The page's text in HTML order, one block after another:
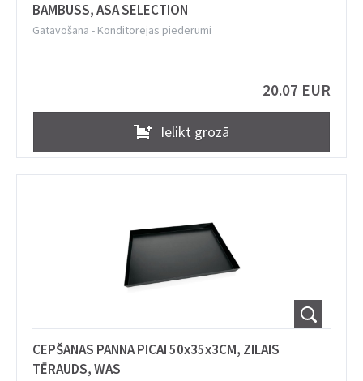
BAMBUSS, ASA SELECTION
Gatavošana - Konditorejas piederumi
20.07 EUR
Ielikt grozā
CEPŠANAS PANNA PICAI 50x35x3CM, ZILAIS
TĒRAUDS, WAS